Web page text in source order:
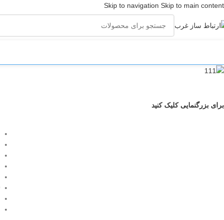
Skip to navigation Skip to main content
برای بزرگنمایی کلیک کنید